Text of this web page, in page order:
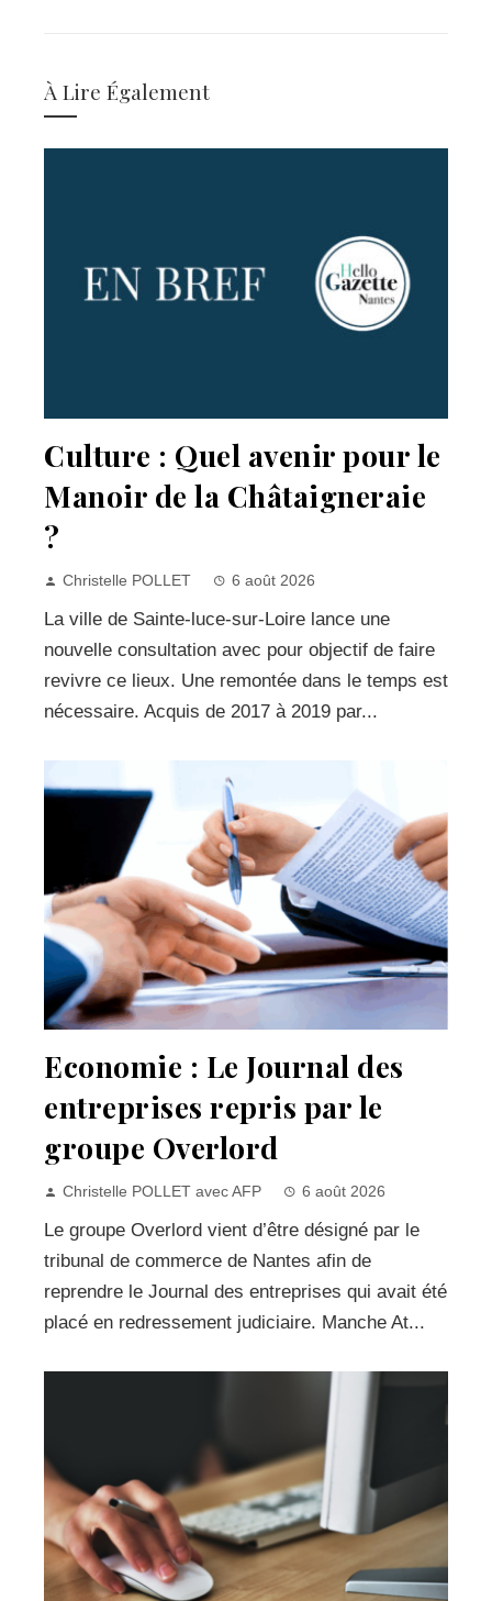
À Lire Également
Culture : Quel avenir pour le
Manoir de la Châtaigneraie
?
Christelle POLLET 6 août 2026
La ville de Sainte-luce-sur-Loire lance une
nouvelle consultation avec pour objectif de faire
revivre ce lieux. Une remontée dans le temps est
nécessaire. Acquis de 2017 à 2019 par...
Economie : Le Journal des
entreprises repris par le
groupe Overlord
Christelle POLLET avec AFP 6 août 2026
Le groupe Overlord vient d’être désigné par le
tribunal de commerce de Nantes afin de
reprendre le Journal des entreprises qui avait été
placé en redressement judiciaire. Manche At...